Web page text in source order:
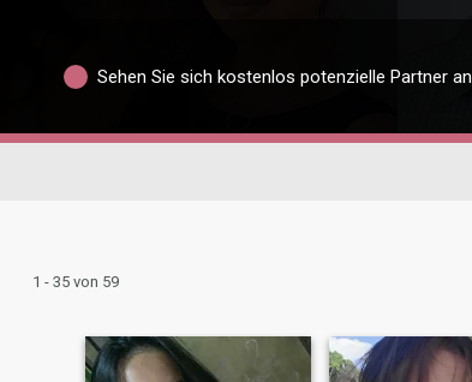
Sehen Sie sich kostenlos potenzielle Partner an
1 - 35 von 59